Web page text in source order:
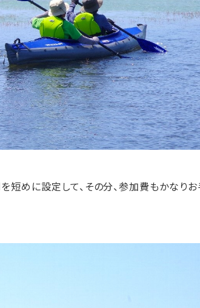
短めに設定して、その分、参加費もかなり